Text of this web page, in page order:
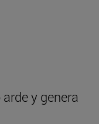
y genera